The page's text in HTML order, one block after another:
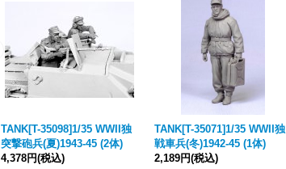
TANK[T-35098]1/35 WWII独
突撃砲兵(夏)1943-45 (2体)
4,378円(税込)
TANK[T-35071]1/35 WWII独
戦車兵(冬)1942-45 (1体)
2,189円(税込)